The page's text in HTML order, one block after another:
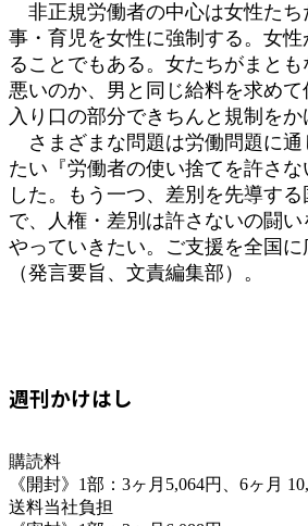
非正規労働者の中心は女性たち
事・育児を女性に強制する。女
ることでもある。女たちがまと
悪いのか、男と同じ給料を求めて
入り口の部分できちんと規制をか
さまざまな問題は労働問題に通
たい『労働者の使い捨てを許さ
した。もう一つ、差別を先導す
で、人権・差別は許さないの闘
やっていきたい。ご支援を全国に
（発言要旨、文責編集部）。
週刊かけはし
購読料
《開封》1部：3ヶ月5,064円、6ヶ月
送料当社負担